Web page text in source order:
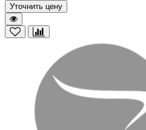
Уточнить цену